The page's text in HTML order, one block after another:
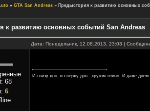
» GTA San Andreas » Предыстория к развитию основных
к развитию основных событий San Andreas
Дата: Понедельник, 12.08.2013, 23:03 |
68
6
И снизу дно, и сверху дно - кругом темно. И даже днём